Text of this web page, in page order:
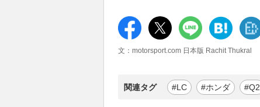
文：motorsport.com 日本版 Rachit Thukral
関連タグ #LC #ホンダ #Q2